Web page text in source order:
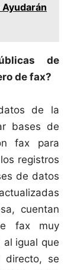
de
de fax?
de la
bases de
fax para
registros
de datos
cuentan
fax muy
igual que
directo, se